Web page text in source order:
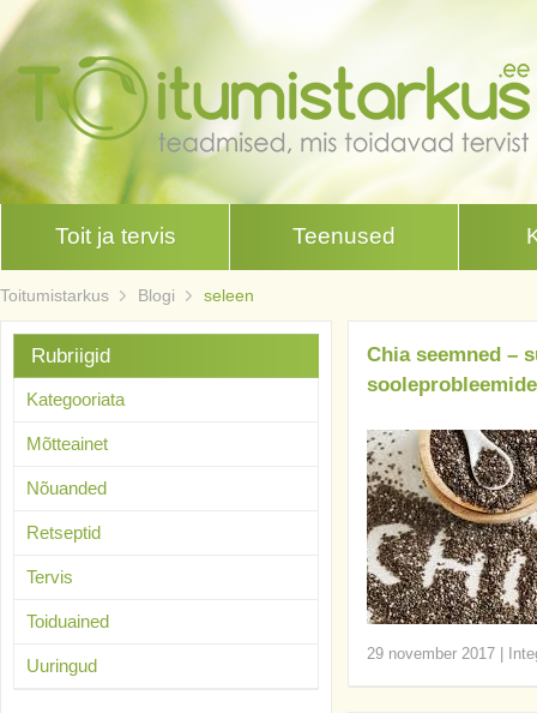
Toit ja tervis Teenused
Toitumistarkus Blogi seleen
Chia seemned –
29 november 2017
Rubriigid
Kategooriata
Mõtteainet
Nõuanded
Retseptid
Tervis
Toiduained
Uuringud